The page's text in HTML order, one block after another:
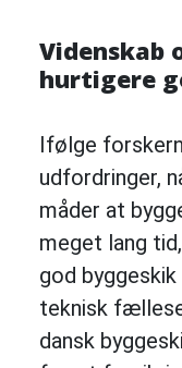
Videnskab
hurtigere
Ifølge
udfordringer,
måder at
meget lang
god
teknisk
dansk